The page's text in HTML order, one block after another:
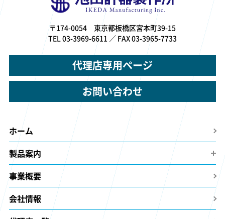
〒174-0054 東京都板橋区宮本町39-15
TEL 03-3969-6611 ／ FAX 03-3965-7733
代理店専用ページ
お問い合わせ
ホーム
製品案内
事業概要
会社情報